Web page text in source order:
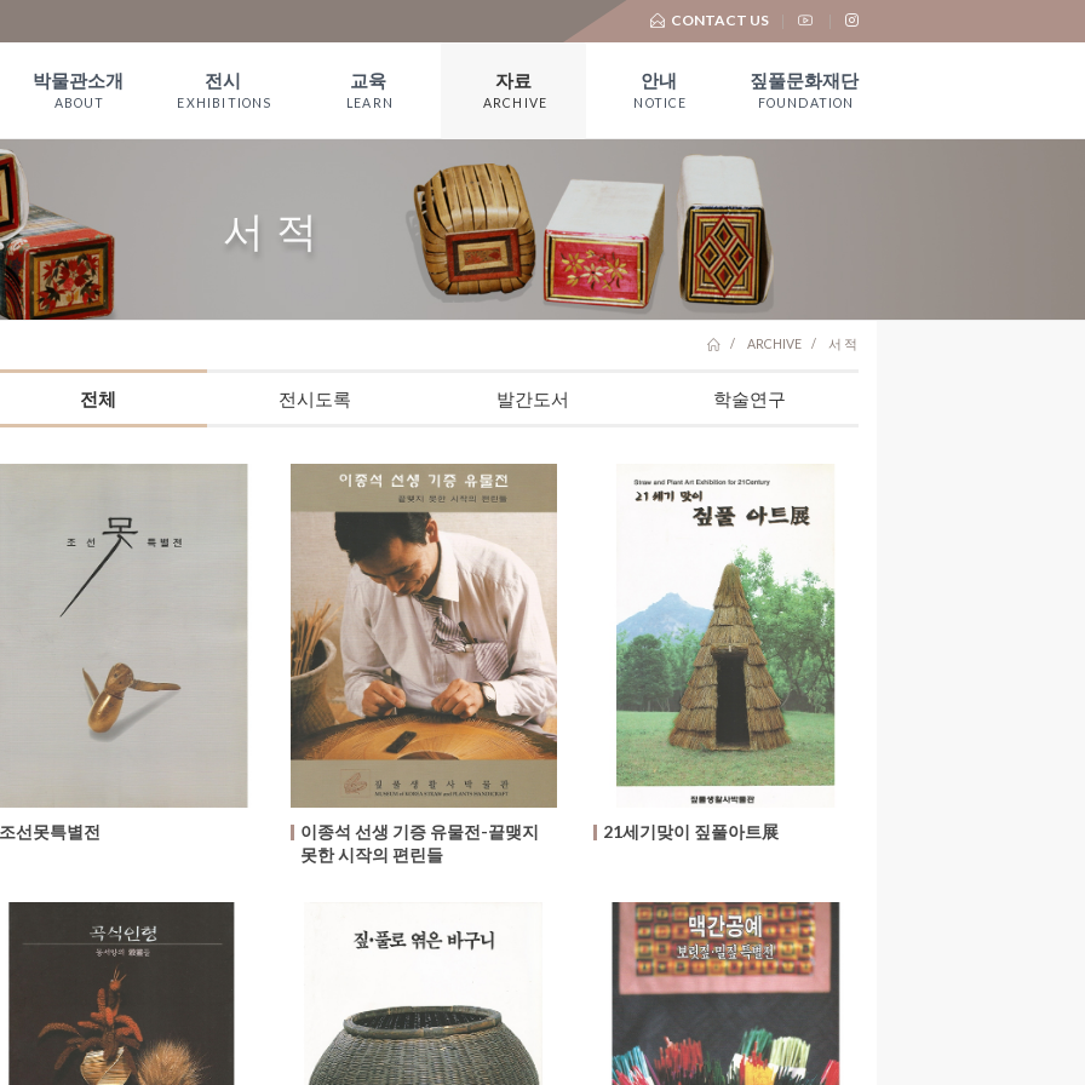
CONTACT US
박물관소개
ABOUT
인사말
WELCOME
짚풀문화 이야
기
관람안내
전시
EXHIBITIONS
온라인전시
교육
LEARN
예약확인
자료
ARCHIVE
소장품
서 적
안내
NOTICE
언론보도
대 관
유물기증
짚풀문화재단
FOUNDATION
재단 소개
기부금 모금 및
활용실적
서 적
ARCHIVE 서 적
전체 전시도록 발간도서 학술연구
조선못특별전
이종석 선생 기증 유물전-끝맺지
못한 시작의 편린들
21세기맞이 짚풀아트展